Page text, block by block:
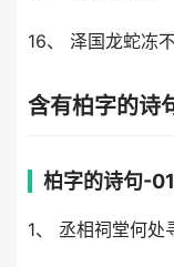
16、 泽国龙蛇冻
含有柏字的诗
柏字的诗句-01
1、 丞相祠堂何处